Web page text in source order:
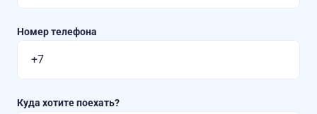
Номер телефона
Куда хотите поехать?